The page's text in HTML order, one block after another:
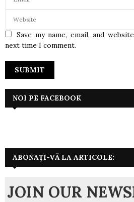
Save my name, email, and
next time I comment.
NOI PE FACEBOOK
ABONAȚI-VĂ LA ARTICOLE:
JOIN OUR